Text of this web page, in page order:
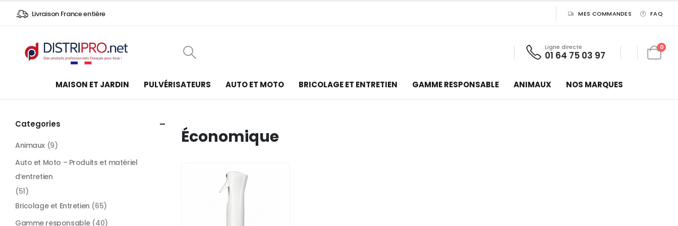
Livraison France entière MES COMMANDES FAQ
Ligne directe
01 64 75 03 97
0
MAISON ET JARDIN PULVÉRISATEURS AUTO ET MOTO BRICOLAGE ET ENTRETIEN GAMME RESPONSABLE ANIMAUX NOS MARQUES
Économique
Categories
Animaux (9)
Auto et Moto – Produits et matériel
d’entretien
(51)
Bricolage et Entretien (65)
Gamme responsable (40)